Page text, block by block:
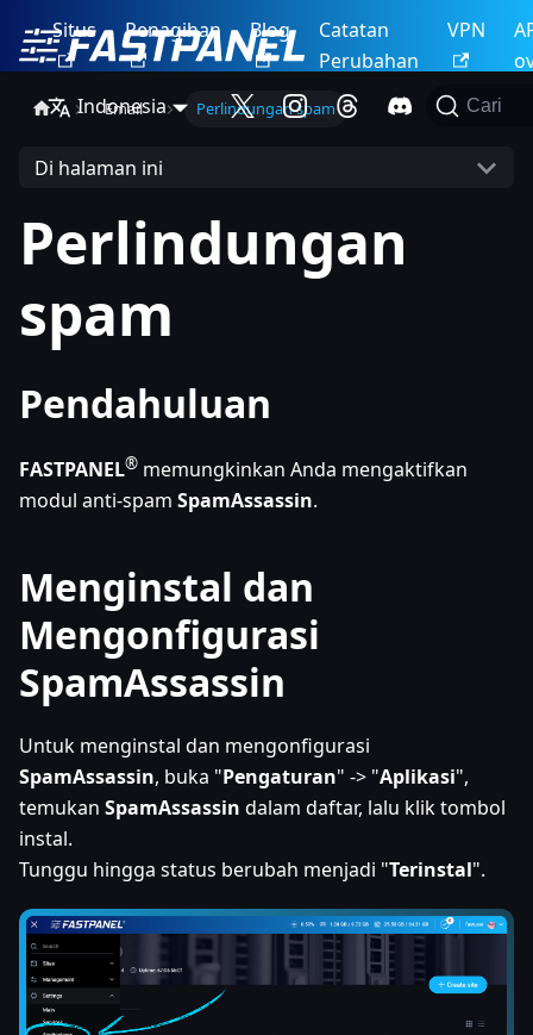
Situs Penagihan Blog
Catatan
Perubahan
VPN
Indonesia
Cari
Email Perlindungan spam
Di halaman ini
Perlindungan
spam
Pendahuluan
FASTPANEL® memungkinkan Anda mengaktifkan
modul anti-spam SpamAssassin.
Menginstal dan
Mengonfigurasi
SpamAssassin
Untuk menginstal dan mengonfigurasi
SpamAssassin, buka "Pengaturan" -> "Aplikasi",
temukan SpamAssassin dalam daftar, lalu klik tombol
instal.
Tunggu hingga status berubah menjadi "Terinstal".